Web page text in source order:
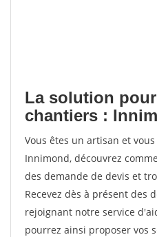
La solution
chantiers :
Vous êtes un artisan et
Innimond, découvrez
des demande de devis et
Recevez dès à présent des
rejoignant notre service
pourrez ainsi proposer vos